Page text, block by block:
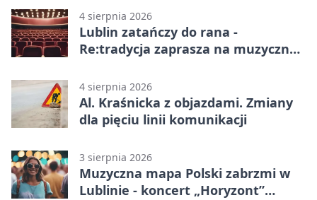
4 sierpnia 2026
Lublin zatańczy do rana -
Re:tradycja zaprasza na muzyczną
4 sierpnia 2026
Al. Kraśnicka z objazdami. Zmiany
dla pięciu linii komunikacji
3 sierpnia 2026
Muzyczna mapa Polski zabrzmi w
Lublinie - koncert „Horyzont”